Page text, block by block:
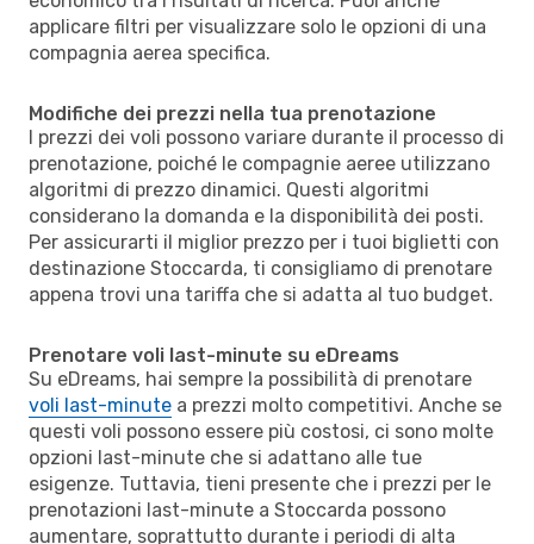
applicare filtri per visualizzare solo le opzioni di una
compagnia aerea specifica.
Modifiche dei prezzi nella tua prenotazione
I prezzi dei voli possono variare durante il processo di
prenotazione, poiché le compagnie aeree utilizzano
algoritmi di prezzo dinamici. Questi algoritmi
considerano la domanda e la disponibilità dei posti.
Per assicurarti il miglior prezzo per i tuoi biglietti con
destinazione Stoccarda, ti consigliamo di prenotare
appena trovi una tariffa che si adatta al tuo budget.
Prenotare voli last-minute su eDreams
Su eDreams, hai sempre la possibilità di prenotare
voli last-minute a prezzi molto competitivi. Anche se
questi voli possono essere più costosi, ci sono molte
opzioni last-minute che si adattano alle tue
esigenze. Tuttavia, tieni presente che i prezzi per le
prenotazioni last-minute a Stoccarda possono
aumentare, soprattutto durante i periodi di alta